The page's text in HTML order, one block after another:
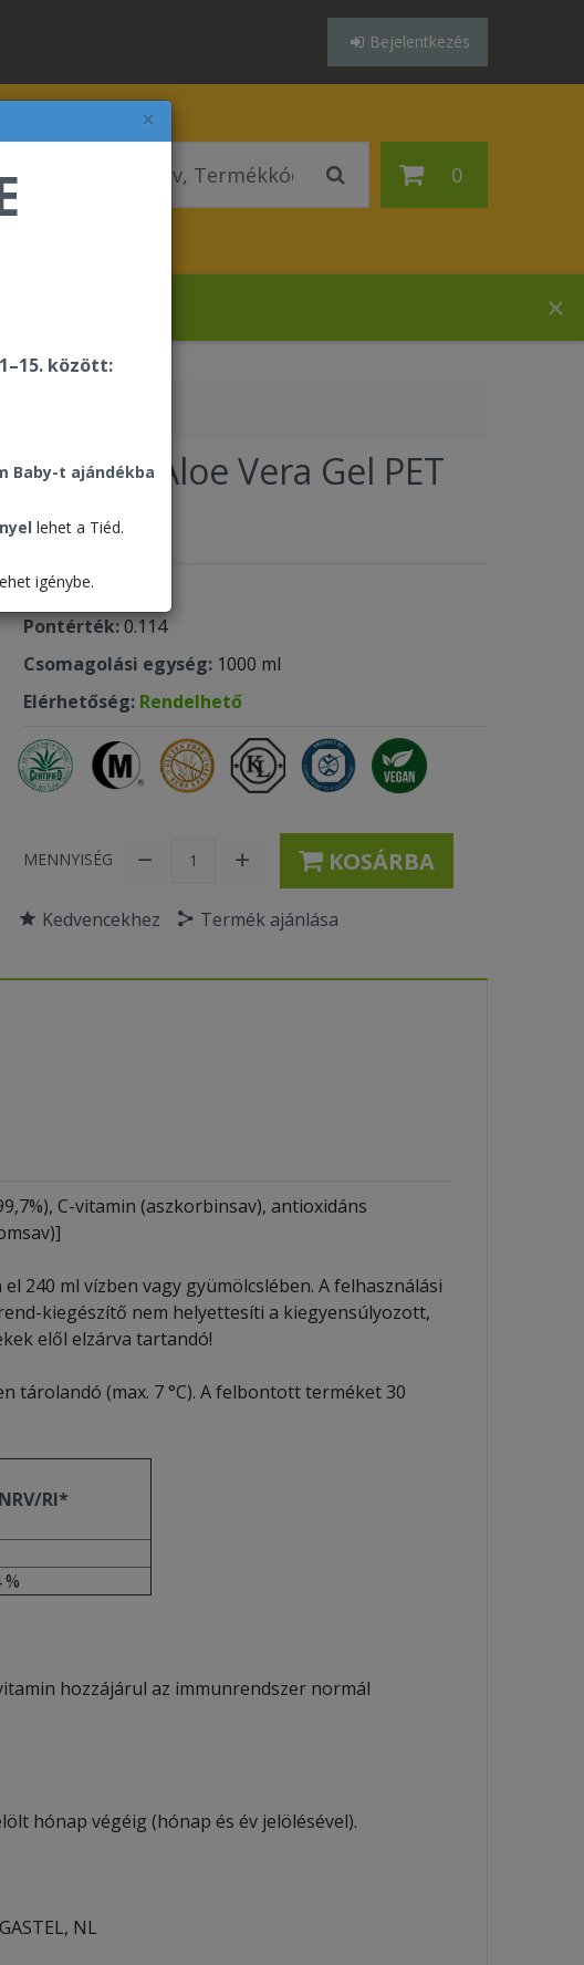
×
között:
Baby-t ajándékba
lehet a Tiéd.
igénybe.
Bejelentkezés
0
Forever Aloe Vera Gel PET
15.935 Ft
Termék kód:
Pontérték:0.114
Csomagolási egység: 1000 ml
Elérhetőség: Rendelhető
MENNYISÉG KOSÁRBA
Kedvencekhez Termék ajánlása
C-vitamin (aszkorbinsav), antioxidáns
240 ml vízben vagy gyümölcslében. A felhasználási
kiegészítő nem helyettesíti a kiegyensúlyozott,
elől elzárva tartandó!
tárolandó (max. 7 °C). A felbontott terméket 30
RI*
%
hozzájárul az immunrendszer normál
hónap végéig (hónap és év jelölésével).
NL